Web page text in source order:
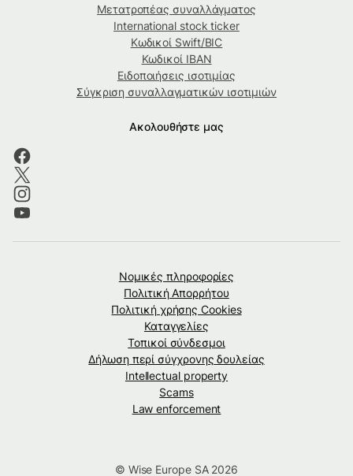
Μετατροπέας συναλλάγματος
International stock ticker
Κωδικοί Swift/BIC
Κωδικοί IBAN
Ειδοποιήσεις ισοτιμίας
Σύγκριση συναλλαγματικών ισοτιμιών
Ακολουθήστε μας
Νομικές πληροφορίες
Πολιτική Απορρήτου
Πολιτική χρήσης Cookies
Καταγγελίες
Τοπικοί σύνδεσμοι
Δήλωση περί σύγχρονης δουλείας
Intellectual property
Scams
Law enforcement
© Wise Europe SA 2026